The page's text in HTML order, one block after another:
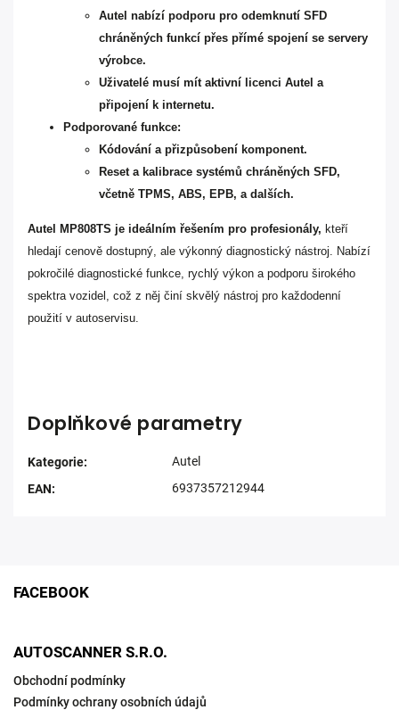
Autel nabízí podporu pro odemknutí SFD
chráněných funkcí přes přímé spojení se servery
výrobce.
Uživatelé musí mít aktivní licenci Autel a
připojení k internetu.
Podporované funkce:
Kódování a přizpůsobení komponent.
Reset a kalibrace systémů chráněných SFD,
včetně TPMS, ABS, EPB, a dalších.
Autel MP808TS je ideálním řešením pro profesionály, kteří
hledají cenově dostupný, ale výkonný diagnostický nástroj. Nabízí
pokročilé diagnostické funkce, rychlý výkon a podporu širokého
spektra vozidel, což z něj činí skvělý nástroj pro každodenní
použití v autoservisu.
Doplňkové parametry
Kategorie:
Autel
EAN: 6937357212944
FACEBOOK
AUTOSCANNER S.R.O.
Obchodní podmínky
Podmínky ochrany osobních údajů